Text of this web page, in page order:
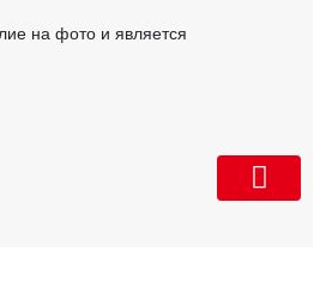
на фото и является